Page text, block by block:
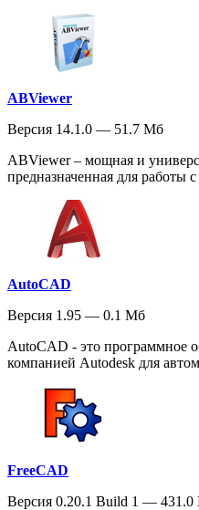
ABViewer
Версия 14.1.0 — 51.7 Мб
ABViewer – мощная и
предназначенная для работы
AutoCAD
Версия 1.95 — 0.1 Мб
AutoCAD - это программное
компанией Autodesk для
FreeCAD
Версия 0.20.1 Build 1 —